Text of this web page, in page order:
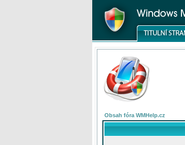
Obsah fóra WMHelp.cz